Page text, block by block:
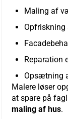
Maling af
Opfriskning
Reparation
Opsætning
Malere løser
at spare på
maling af hus.